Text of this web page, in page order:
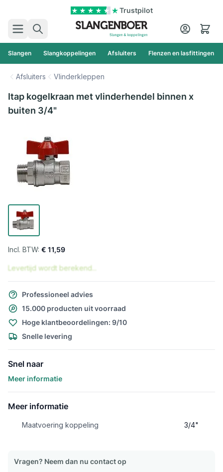
Trustpilot
Zoek
Cart
Slangen Slangkoppelingen Afsluiters Flenzen en lasfittingen
Afsluiters Vlinderkleppen
Itap kogelkraan met vlinderhendel binnen x
buiten 3/4"
€ 11,59
Levertijd wordt berekend...
Professioneel advies
15.000 producten uit voorraad
Hoge klantbeoordelingen: 9/10
Snelle levering
Snel naar
Meer informatie
Meer informatie
Maatvoering koppeling 3/4"
Vragen? Neem dan nu contact op